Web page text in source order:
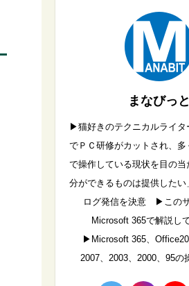
まなびっと
▶︎猫好きのテクニカルライ
でＰＣ研修がカットされ、多
で操作している現状を目の当
分ができるものは提供した
ログ発信を決意 ▶︎このサ
Microsoft 365で解説し
▶︎Microsoft 365、
2007、2003、2000、95の